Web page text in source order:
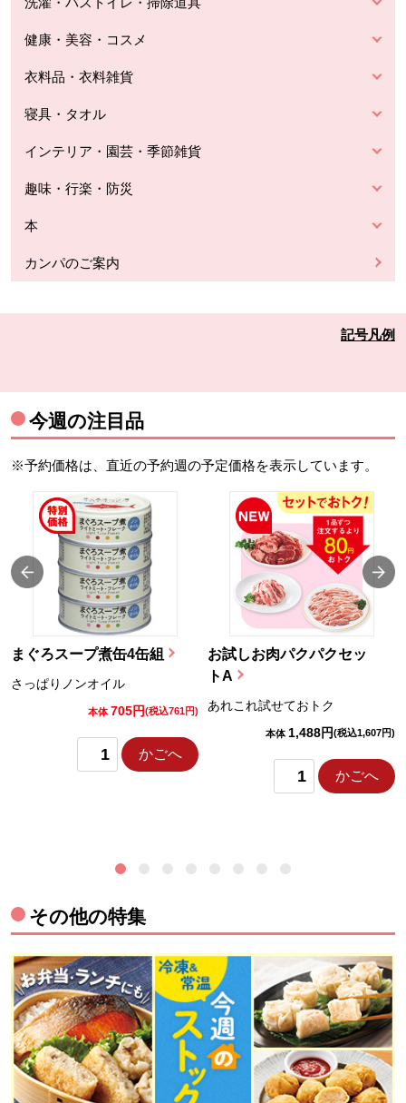
健康・美容・コスメ
衣料品・衣料雑貨
寝具・タオル
インテリア・園芸・季節雑貨
趣味・行楽・防災
本
カンパのご案内
記号凡例
今週の注目品
※予約価格は、直近の予約週の予定価格を表示しています。
まぐろスープ煮缶4缶組
さっぱりノンオイル
本体 705円(税込761円)
かごへ
お試しお肉パクパクセッ
トA
あれこれ試せておトク
本体 1,488円(税込1,607円)
かごへ
その他の特集